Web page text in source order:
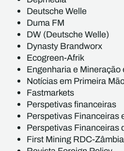
Deutsche Welle
Duma FM
DW (Deutsche Welle)
Dynasty Brandworx
Ecogreen-Afrik
Engenharia e Mineração
Notícias em Primeira
Fastmarkets
Perspetivas financeiras
Perspetivas Financeiras
Perspetivas Financeiras
First Mining RDC-Zâmbia